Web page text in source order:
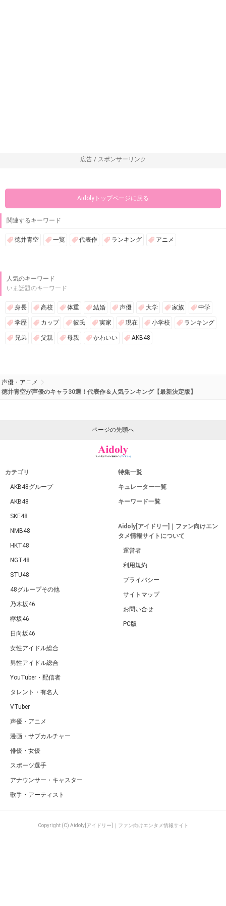
広告 / スポンサーリンク
Aidolyトップページに戻る
関連するキーワード
徳井青空 一覧 代表作 ランキング アニメ
人気のキーワード
いま話題のキーワード
身長 高校 体重 結婚 声優 大学 家族 中学
学歴 カップ 彼氏 実家 現在 小学校 ランキング
兄弟 父親 母親 かわいい AKB48
声優・アニメ
徳井青空が声優のキャラ30選！代表作＆人気ランキング【最新決定版】
ページの先頭へ
カテゴリ
AKB48グループ
AKB48
SKE48
NMB48
HKT48
NGT48
STU48
48グループその他
乃木坂46
欅坂46
日向坂46
女性アイドル総合
男性アイドル総合
YouTuber・配信者
タレント・有名人
VTuber
声優・アニメ
漫画・サブカルチャー
俳優・女優
スポーツ選手
アナウンサー・キャスター
歌手・アーティスト
特集一覧
キュレーター一覧
キーワード一覧
Aidoly[アイドリー]｜ファン向けエン
タメ情報サイトについて
運営者
利用規約
プライバシー
サイトマップ
お問い合せ
PC版
Copyright (C) Aidoly[アイドリー]｜ファン向けエンタメ情報サイト